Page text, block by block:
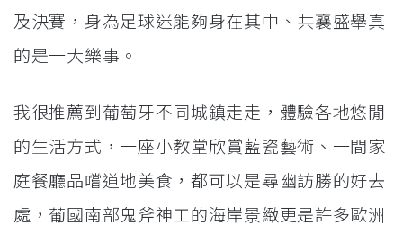
及決賽，身為足球迷能夠身在其中、共襄盛舉真
的是一大樂事。
我很推薦到葡萄牙不同城鎮走走，體驗各地悠閒
的生活方式，一座小教堂欣賞藍瓷藝術、一間家
庭餐廳品嚐道地美食，都可以是尋幽訪勝的好去
處，葡國南部鬼斧神工的海岸景緻更是許多歐洲